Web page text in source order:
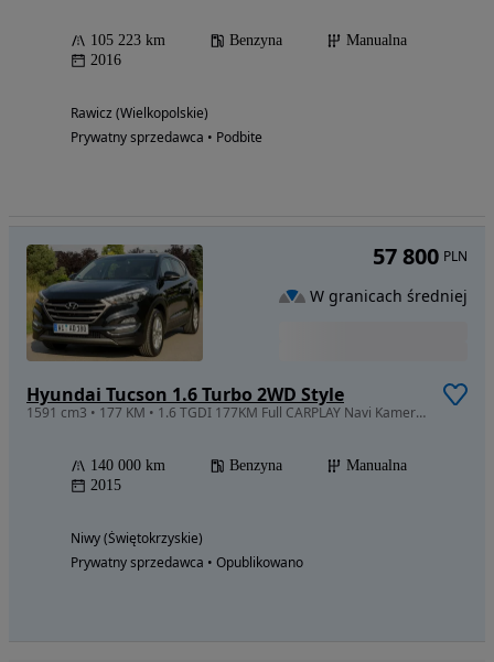
105 223 km Benzyna
Manualna
2016
Rawicz (Wielkopolskie)
Prywatny sprzedawca • Podbite
Hyundai Tucson 1.6 Turbo 2WD Style
1591 cm3 • 177 KM • 1.6 TGDI 177KM Full CARPLAY Navi Kamera podgrz. Kierownica 2x koła ALU
140 000 km Benzyna
Manualna
2015
Niwy (Świętokrzyskie)
Prywatny sprzedawca • Opublikowano
57 800 PLN
W granicach średniej